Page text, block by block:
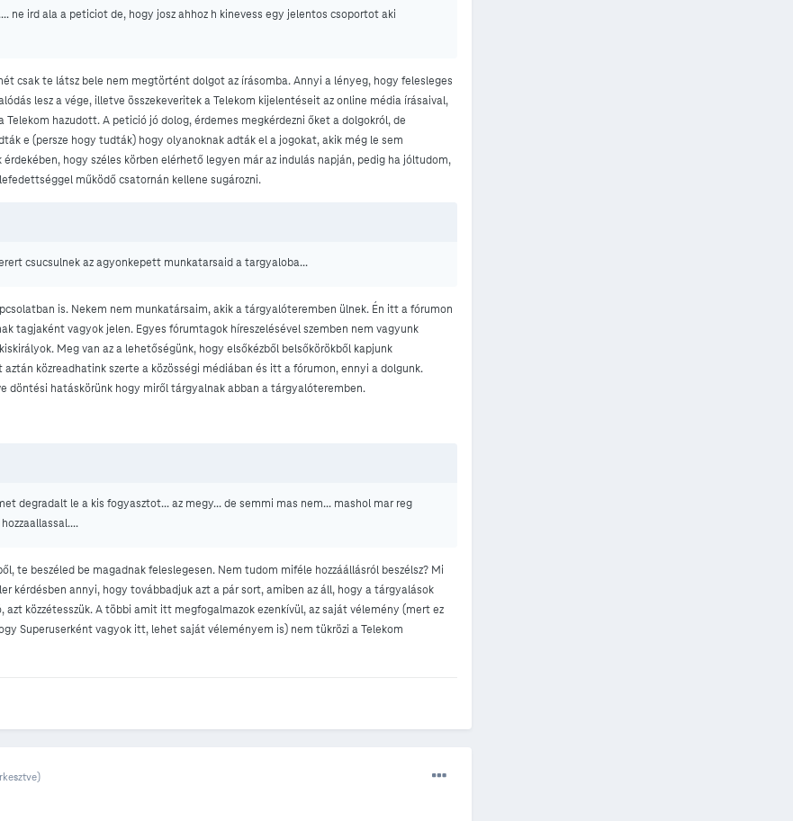
ne ird ala a peticiot de, hogy josz ahhoz h kinevess egy jelentos csoportot aki
csak te látsz bele nem megtörtént dolgot az írásomba. Annyi a lényeg, hogy felesleges
lesz a vége, illetve összekeveritek a Telekom kijelentéseit az online média írásaival,
Telekom hazudott. A petició jó dolog, érdemes megkérdezni őket a dolgokról, de
e (persze hogy tudták) hogy olyanoknak adták el a jogokat, akik még le sem
hogy széles körben elérhető legyen már az indulás napján, pedig ha jóltudom,
működő csatornán kellene sugározni.
csucsulnek az agyonkepett munkatarsaid a targyaloba...
is. Nekem nem munkatársaim, akik a tárgyalóteremben ülnek. Én itt a fórumon
tagjaként vagyok jelen. Egyes fórumtagok híreszelésével szemben nem vagyunk
Meg van az a lehetőségünk, hogy elsőkézből belsőkörökből kapjunk
közreadhatink szerte a közösségi médiában és itt a fórumon, ennyi a dolgunk.
döntési hatáskörünk hogy miről tárgyalnak abban a tárgyalóteremben.
degradalt le a kis fogyasztot... az megy... de semmi mas nem... mashol mar reg
te beszéled be magadnak feleslegesen. Nem tudom miféle hozzáállásról beszélsz? Mi
kérdésben annyi, hogy továbbadjuk azt a pár sort, amiben az áll, hogy a tárgyalások
azt közzétesszük. A többi amit itt megfogalmazok ezenkívül, az saját vélemény (mert ez
Superuserként vagyok itt, lehet saját véleményem is) nem tükrözi a Telekom